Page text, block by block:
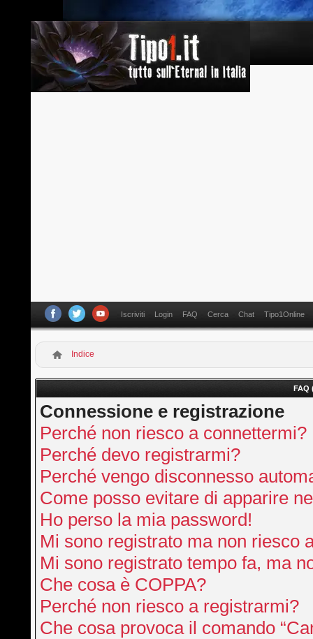
Iscriviti Login FAQ Cerca Chat Tipo1Online
Indice
FAQ
Connessione e registrazione
Perché non riesco a connettermi?
Perché devo registrarmi?
Perché vengo disconnesso
Come posso evitare di apparire
Ho perso la mia password!
Mi sono registrato ma non riesco
Mi sono registrato tempo fa, ma
Che cosa è COPPA?
Perché non riesco a registrarmi?
Che cosa provoca il comando